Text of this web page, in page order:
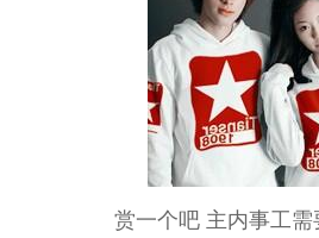
赏一个吧 主内事工需